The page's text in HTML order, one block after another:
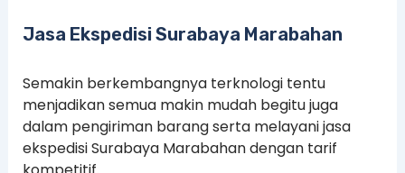
Jasa Ekspedisi Surabaya Marabahan
Semakin berkembangnya terknologi tentu
menjadikan semua makin mudah begitu juga
dalam pengiriman barang serta melayani jasa
ekspedisi Surabaya Marabahan dengan tarif